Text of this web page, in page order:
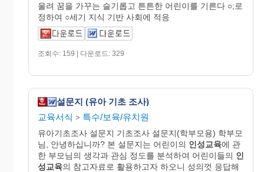
울려 꿈을 가꾸는 슬기롭고 튼튼한 어린이를 기른다 ○;로
정하여 ○세기 지식 기반 사회에 적응
조회수: 159 | 다운로드: 329
설문지 (유아 기초 조사)
교육서식 > 특수/보육/유치원
유아기초조사 설문지 기초조사 설문지(학부모용) 학부모
님, 안녕하십니까? 본 설문지는 어린이의 인성교육에 관
한 부모님의 생각과 관심 정도를 분석하여 어린이들의 인
성교육의 참고자료로 활용하고자 하오니 성의껏 응답해